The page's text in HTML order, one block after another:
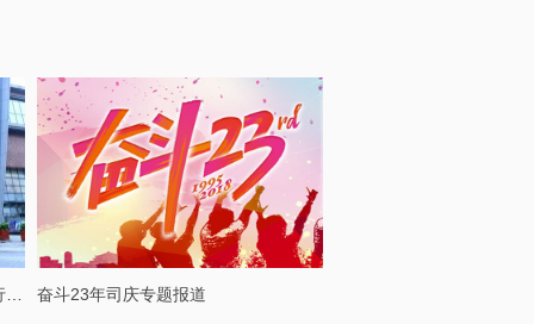
奋斗23年司庆专题报道